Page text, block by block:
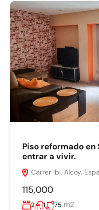
Piso reformado en
entrar a vivir.
Carrer Ibi, Alcoy,
115,000
2 1 75 m2